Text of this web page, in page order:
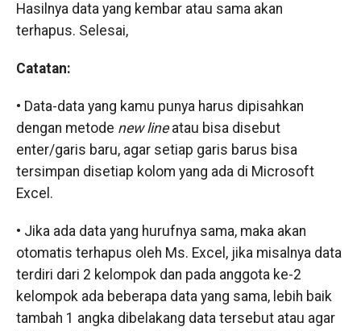
Hasilnya data yang kembar atau sama akan
terhapus. Selesai,
Catatan:
• Data-data yang kamu punya harus dipisahkan
dengan metode new line atau bisa disebut
enter/garis baru, agar setiap garis barus bisa
tersimpan disetiap kolom yang ada di Microsoft
Excel.
• Jika ada data yang hurufnya sama, maka akan
otomatis terhapus oleh Ms. Excel, jika misalnya data
terdiri dari 2 kelompok dan pada anggota ke-2
kelompok ada beberapa data yang sama, lebih baik
tambah 1 angka dibelakang data tersebut atau agar